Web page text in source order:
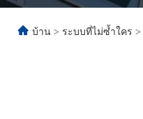
บ้าน > ระบบที่ไม่ซ้ำใคร >